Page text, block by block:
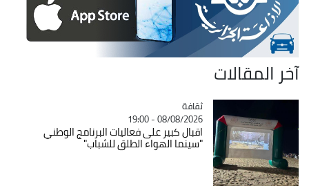
آخر المقالات
Catégorie
ثقافة
08/08/2026 - 19:00
اقبال كبير على فعاليات البرنامج الوطني
"سينما الهواء الطلق للشباب"